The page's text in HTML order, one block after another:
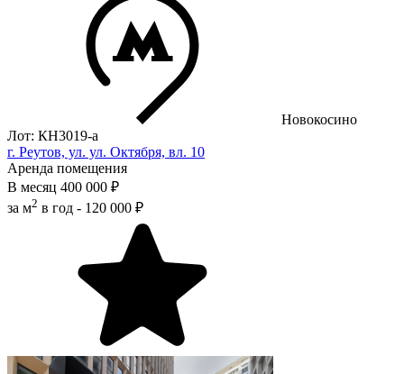
Новокосино
Лот: КН3019-a
г. Реутов, ул. ул. Октября, вл. 10
Аренда помещения
В месяц 400 000 ₽
за м2 в год - 120 000 ₽